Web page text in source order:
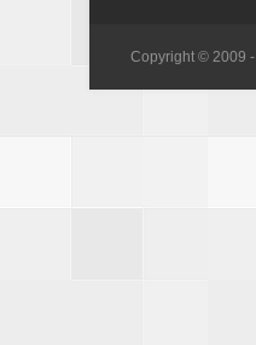
Copyright © 2009 -